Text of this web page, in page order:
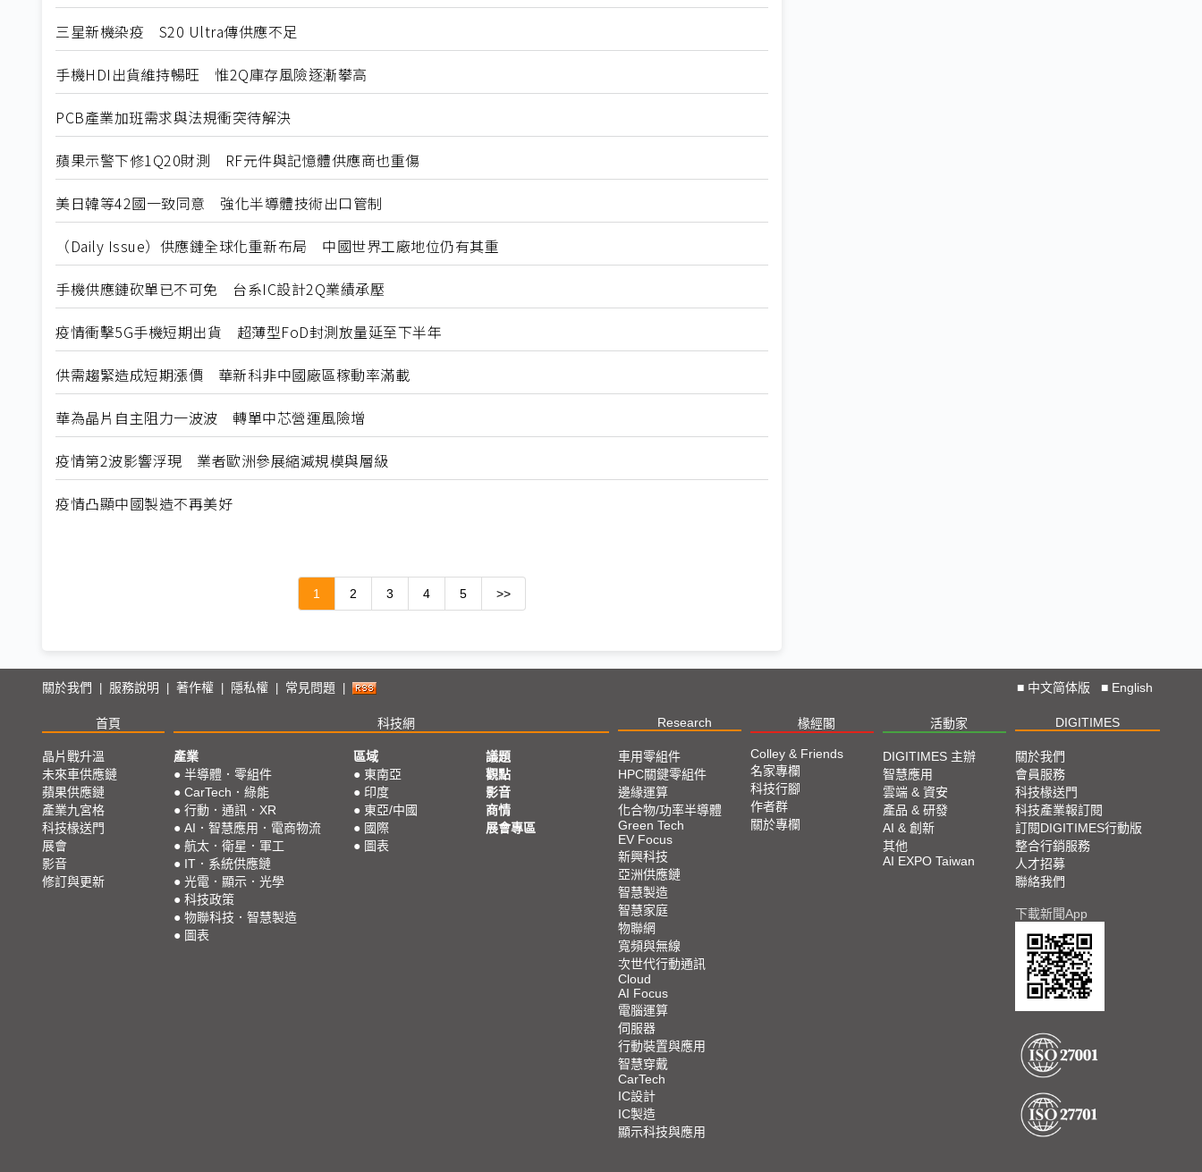
三星新機染疫 S20 Ultra傳供應不足
手機HDI出貨維持暢旺 惟2Q庫存風險逐漸攀高
PCB產業加班需求與法規衝突待解決
蘋果示警下修1Q20財測 RF元件與記憶體供應商也重傷
美日韓等42國一致同意 強化半導體技術出口管制
（Daily Issue）供應鏈全球化重新布局 中國世界工廠地位仍有其重
手機供應鏈砍單已不可免 台系IC設計2Q業績承壓
疫情衝擊5G手機短期出貨 超薄型FoD封測放量延至下半年
供需趨緊造成短期漲價 華新科非中國廠區稼動率滿載
華為晶片自主阻力一波波 轉單中芯營運風險增
疫情第2波影響浮現 業者歐洲參展縮減規模與層級
疫情凸顯中國製造不再美好
1 2 3 4 5 >>
關於我們 服務說明 著作權 隱私權 常見問題 ■ 中文简体版 ■ English
首頁 科技網 Research 椽經閣 活動家 DIGITIMES
晶片戰升溫
未來車供應鏈
蘋果供應鏈
產業九宮格
科技椽送門
展會
影音
修訂與更新
產業
● 半導體．零組件
● CarTech．綠能
● 行動．通訊．XR
● AI．智慧應用．電商物流
● 航太．衛星．軍工
● IT．系統供應鏈
● 光電．顯示．光學
● 科技政策
● 物聯科技．智慧製造
● 圖表
區域
● 東南亞
● 印度
● 東亞/中國
● 國際
● 圖表
議題
觀點
影音
商情
展會專區
車用零組件
HPC關鍵零組件
邊緣運算
化合物/功率半導體
Green Tech
EV Focus
新興科技
亞洲供應鏈
智慧製造
智慧家庭
物聯網
寬頻與無線
次世代行動通訊
Cloud
AI Focus
電腦運算
伺服器
行動裝置與應用
智慧穿戴
CarTech
IC設計
IC製造
顯示科技與應用
Colley & Friends
名家專欄
科技行腳
作者群
關於專欄
DIGITIMES 主辦
智慧應用
雲端 & 資安
產品 & 研發
AI & 創新
其他
AI EXPO Taiwan
關於我們
會員服務
科技椽送門
科技產業報訂閱
訂閱DIGITIMES行動版
整合行銷服務
人才招募
聯絡我們
下載新聞App